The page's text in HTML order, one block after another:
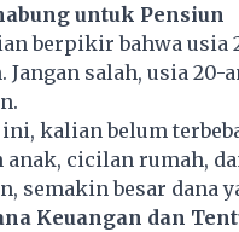
untuk Pensiun
berpikir bahwa usia
Jangan salah, usia
ini, kalian belum
anak, cicilan rumah,
semakin besar dana
Keuangan dan